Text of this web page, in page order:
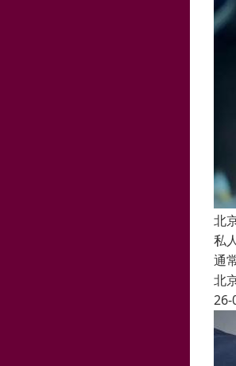
北
私
通
北
26-